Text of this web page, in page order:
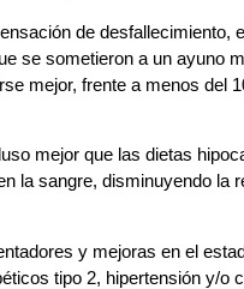
de desfallecimiento,
se sometieron a un ayuno
mejor, frente a menos del
mejor que las dietas
la sangre, disminuyendo la
y mejoras en el
tipo 2, hipertensión y/o